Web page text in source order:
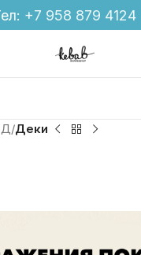
+7 958 879 4124
Деки